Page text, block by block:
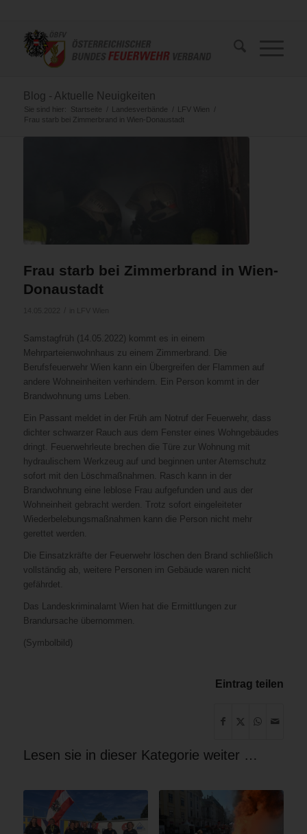
Blog - Aktuelle Neuigkeiten
Sie sind hier: Startseite / Landesverbände / LFV Wien
/
Frau starb bei Zimmerbrand in Wien-Donaustadt
Frau starb bei Zimmerbrand in Wien-
Donaustadt
Samstagfrüh (14.05.2022) kommt es in einem
Mehrparteienwohnhaus zu einem Zimmerbrand. Die
Berufsfeuerwehr Wien kann ein Übergreifen der Flammen auf
andere Wohneinheiten verhindern. Ein Person kommt in der
Brandwohnung ums Leben.
Ein Passant meldet in der Früh am Notruf der Feuerwehr, dass
dichter schwarzer Rauch aus dem Fenster eines Wohngebäudes
dringt. Feuerwehrleute brechen die Türe zur Wohnung mit
hydraulischem Werkzeug auf und beginnen unter Atemschutz
sofort mit den Löschmaßnahmen. Rasch kann in der
Brandwohnung eine leblose Frau aufgefunden und aus der
Wohneinheit gebracht werden. Trotz sofort eingeleiteter
Wiederbelebungsmaßnahmen kann die Person nicht mehr
gerettet werden.
Die Einsatzkräfte der Feuerwehr löschen den Brand schließlich
vollständig ab, weitere Personen im Gebäude waren nicht
gefährdet.
Das Landeskriminalamt Wien hat die Ermittlungen zur
Brandursache übernommen.
(Symbolbild)
Eintrag teilen
Lesen sie in dieser Kategorie weiter …